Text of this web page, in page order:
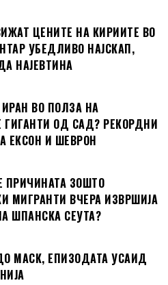
ЦЕНИТЕ НА КИРИИТЕ ВО
УБЕДЛИВО НАЈСКАП,
НАЈЕВТИНА
ИРАН ВО ПОЛЗА НА
ГИГАНТИ ОД САД? РЕКОРДНИ
ЕКСОН И ШЕВРОН
ПРИЧИНАТА ЗОШТО
МИГРАНТИ ВЧЕРА ИЗВРШИЈА
ШПАНСКА СЕУТА?
МАСК, ЕПИЗОДАТА УСАИД